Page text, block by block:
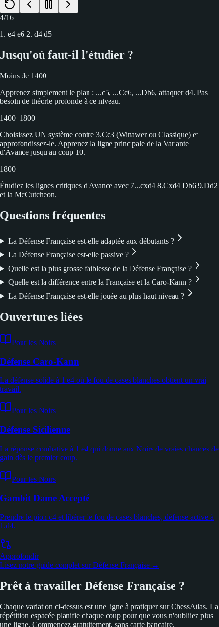
4/16
1. e4 e6 2. d4 d5
Jusqu'où faut-il l'étudier ?
Moins de 1400
Apprenez simplement le plan : ...c5, ...Cc6, ...Db6, attaquer d4. Pas
besoin de théorie profonde à ce niveau.
1400–1800
Choisissez UN système contre 3.Cc3 (Winawer ou Classique) et
approfondissez-le. Apprenez la ligne principale de la Variante
d'Avance jusqu'au coup 10.
1800+
Étudiez les lignes critiques d'Avance avec 7...cxd4 8.Cxd4 Db6 9.Dd2
et la McCutcheon.
Questions fréquentes
La Défense Française est-elle adaptée aux débutants ?
La Défense Française est-elle passive ?
Quelle est la plus grosse faiblesse de la Défense Française ?
Quelle est la différence entre la Française et la Caro-Kann ?
La Défense Française est-elle jouée au plus haut niveau ?
Ouvertures liées
Pour les Noirs
Défense Caro-Kann
La défense solide à 1.e4 où le fou de cases blanches obtient un vrai
travail.
Pour les Noirs
Défense Sicilienne
La réponse combative à 1.e4 qui donne aux Noirs de vraies chances de
gain dès le premier coup.
Pour les Noirs
Gambit Dame Accepté
Prendre le pion c4 et libérer le fou de cases blanches, défense active à
1.d4.
Approfondir
Lisez notre guide complet sur Défense Française →
Prêt à travailler Défense Française ?
Chaque variation ci-dessus est une ligne à pratiquer sur ChessAtlas. La
répétition espacée planifie chaque coup pour que vous n'oubliiez plus
une ligne. Commencez gratuitement, sans carte bancaire.